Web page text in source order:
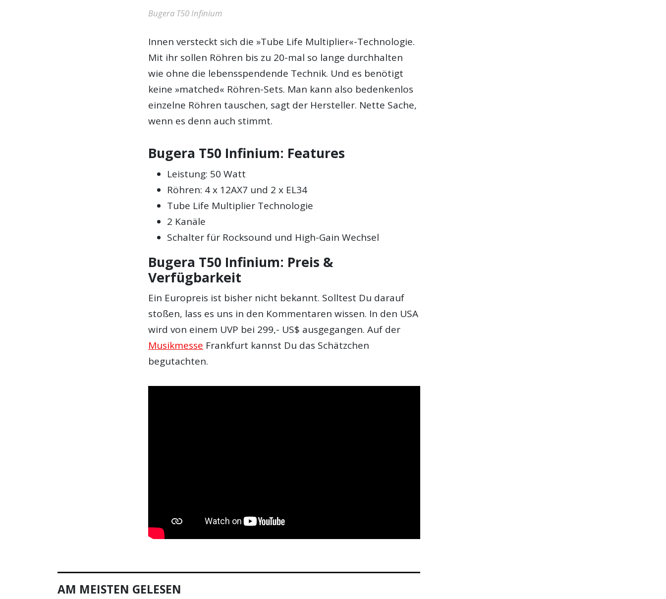
Bugera T50 Infinium
Innen versteckt sich die »Tube Life Multiplier«-Technologie.
Mit ihr sollen Röhren bis zu 20-mal so lange durchhalten
wie ohne die lebensspendende Technik. Und es benötigt
keine »matched« Röhren-Sets. Man kann also bedenkenlos
einzelne Röhren tauschen, sagt der Hersteller. Nette Sache,
wenn es denn auch stimmt.
Bugera T50 Infinium: Features
Leistung: 50 Watt
Röhren: 4 x 12AX7 und 2 x EL34
Tube Life Multiplier Technologie
2 Kanäle
Schalter für Rocksound und High-Gain Wechsel
Bugera T50 Infinium: Preis &
Verfügbarkeit
Ein Europreis ist bisher nicht bekannt. Solltest Du darauf
stoßen, lass es uns in den Kommentaren wissen. In den USA
wird von einem UVP bei 299,- US$ ausgegangen. Auf der
Musikmesse Frankfurt kannst Du das Schätzchen
begutachten.
AM MEISTEN GELESEN